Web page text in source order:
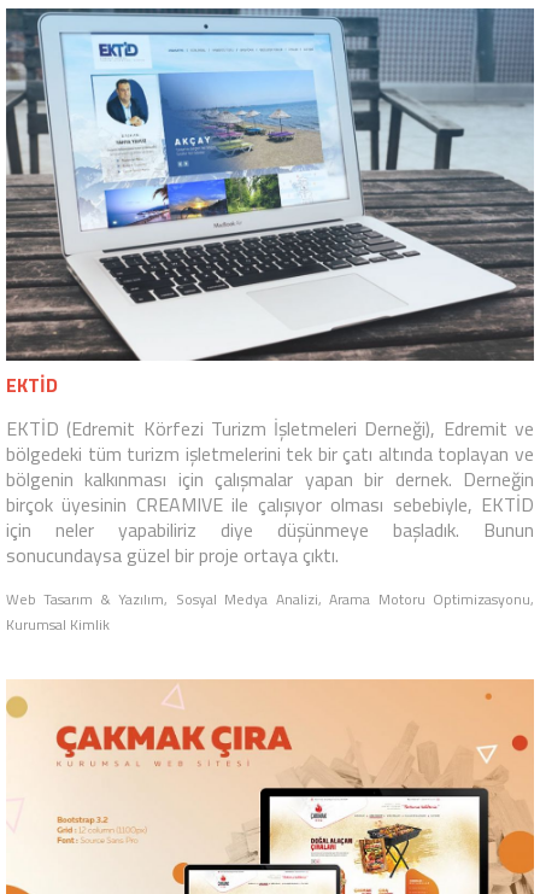
EKTİD
EKTİD (Edremit Körfezi Turizm İşletmeleri Derneği), Edremit ve
bölgedeki tüm turizm işletmelerini tek bir çatı altında toplayan ve
bölgenin kalkınması için çalışmalar yapan bir dernek. Derneğin
birçok üyesinin CREAMIVE ile çalışıyor olması sebebiyle, EKTİD
için neler yapabiliriz diye düşünmeye başladık. Bunun
sonucundaysa güzel bir proje ortaya çıktı.
Web Tasarım & Yazılım, Sosyal Medya Analizi, Arama Motoru Optimizasyonu,
Kurumsal Kimlik